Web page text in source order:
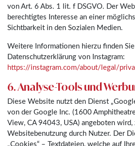
von Art. 6 Abs. 1 lit. f DSGVO. Der
berechtigtes Interesse an einer
Sichtbarkeit in den Sozialen Medien.
Weitere Informationen hierzu finden
Datenschutzerklärung von Instagram:
https://instagram.com/about/legal/
6. Analyse-Tools und
Diese Website nutzt den Dienst
von der Google Inc. (1600
View, CA 94043, USA) angeboten wird,
Websitebenutzung durch Nutzer. Der
„Cookies“ – Textdateien, welche auf